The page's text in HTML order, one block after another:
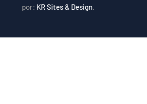
por: KR Sites & Design.